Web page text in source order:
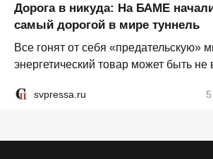
Дорога в никуда: На БАМЕ
самый дорогой в мире туннель
Все гонят от себя «предательскую»
энергетический товар может быть не
svpressa.ru